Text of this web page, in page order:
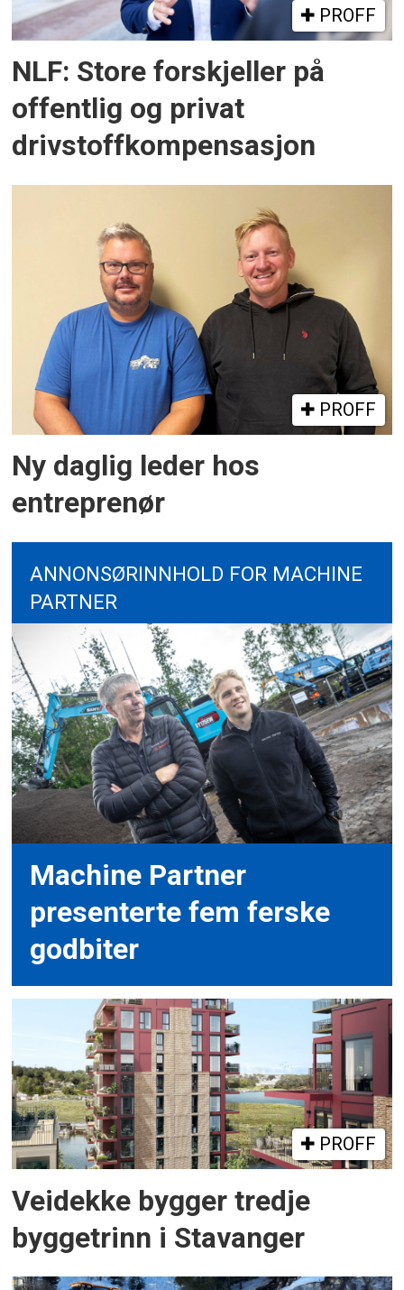
PROFF
NLF: Store forskjeller på
offentlig og privat
drivstoffkompensasjon
PROFF
Ny daglig leder hos
entreprenør
ANNONSØRINNHOLD FOR MACHINE
PARTNER
Machine Partner
presenterte fem ferske
godbiter
PROFF
Veidekke bygger tredje
byggetrinn i Stavanger